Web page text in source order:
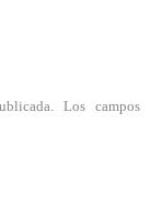
Los campos